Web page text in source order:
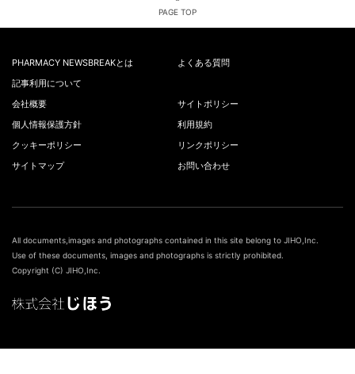
PAGE TOP
PHARMACY NEWSBREAKとは
よくある質問
記事利用について
会社概要
サイトポリシー
個人情報保護方針
利用規約
クッキーポリシー
リンクポリシー
サイトマップ
お問い合わせ
All documents,images and photographs contained in this site belong to JIHO,Inc.
Use of these documents, images and photographs is strictly prohibited.
Copyright (C) JIHO,Inc.